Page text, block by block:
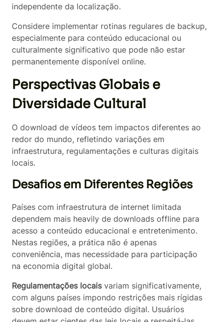
independente da localização.
Considere implementar rotinas regulares de backup,
especialmente para conteúdo educacional ou
culturalmente significativo que pode não estar
permanentemente disponível online.
Perspectivas Globais e
Diversidade Cultural
O download de vídeos tem impactos diferentes ao
redor do mundo, refletindo variações em
infraestrutura, regulamentações e culturas digitais
locais.
Desafios em Diferentes Regiões
Países com infraestrutura de internet limitada
dependem mais heavily de downloads offline para
acesso a conteúdo educacional e entretenimento.
Nestas regiões, a prática não é apenas
conveniência, mas necessidade para participação
na economia digital global.
Regulamentações locaisvariam significativamente,
com alguns países impondo restrições mais rígidas
sobre download de conteúdo digital. Usuários